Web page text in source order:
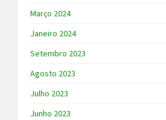
Março 2024
Janeiro 2024
Setembro 2023
Agosto 2023
Julho 2023
Junho 2023